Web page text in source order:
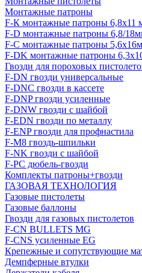
Монтажные патроны
F-К монтажные патроны 6,8х11
F-D монтажные патроны 6,8/
F-C монтажные патроны
F-DK монтажные патроны
Гвозди для пороховых
F-DN гвозди универсальные
F-DNC гвозди в кассете
F-DNP гвозди усиленные
F-DNW гвозди с шайбой
F-EDN гвозди по металлу
F-ENP гвозди для профнастила
F-M8 гвоздь-шпильки
F-NK гвозди с шайбой
F-PC дюбель-гвозди
Комплекты патроны+гвозди
ГАЗОВАЯ ТЕХНОЛОГИЯ
Газовые пистолеты
Газовые баллоны
Гвозди для газовых пистолетов
F-CN BULLETS MG
F-CNS усиленные EG
Крепежные и сопутствующие
Демпферные втулки